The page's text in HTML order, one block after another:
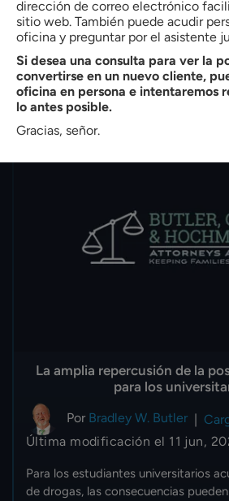
culpable, podrías enfrentarte a
trabajos comunitarios. Podría perder
que conducir con un bloqueo de
SEGUIR
La amplia repercusión de la
para los
Por Bradley W. Butler |
Última modificación el 11 jun,
Para los estudiantes universitarios
de drogas, las consecuencias
dirección de correo electrónico
sitio web. También puede acudir
oficina y preguntar por el asistente
Si desea una consulta para ver la
convertirse en un nuevo cliente,
oficina en persona e intentaremos
lo antes posible.
Gracias, señor.